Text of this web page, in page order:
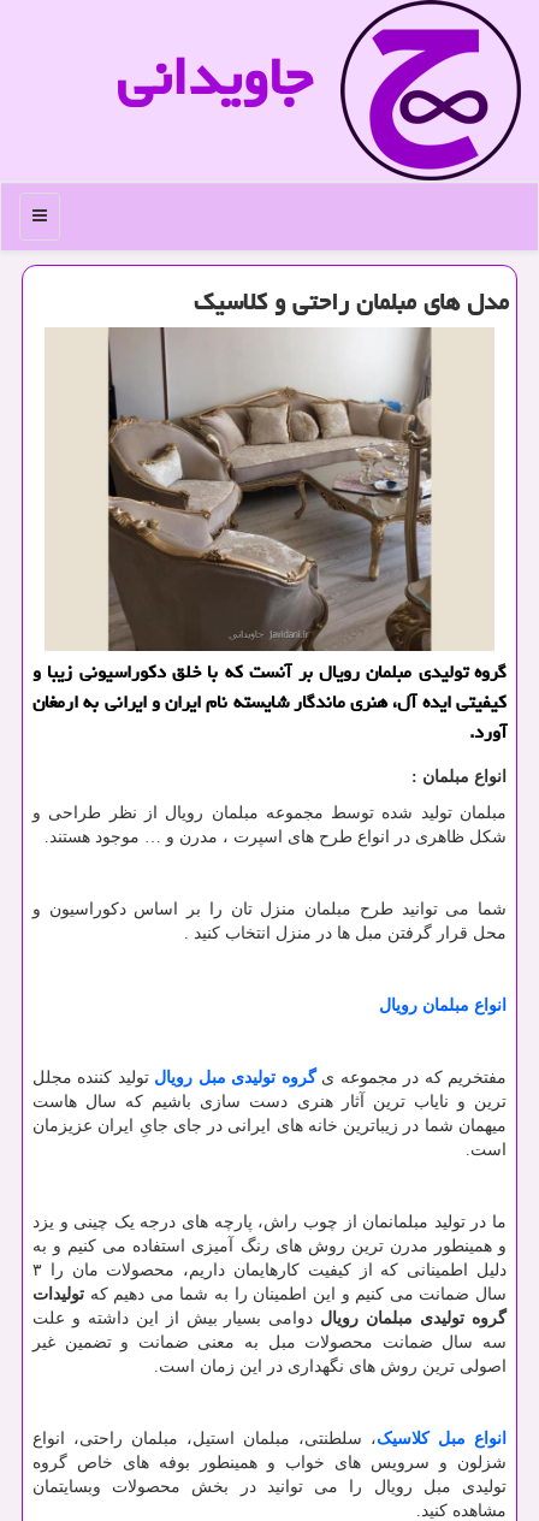
جاویدانی
منو
مدل های مبلمان راحتی و كلاسیك
گروه تولیدی مبلمان رویال بر آنست كه با خلق دكوراسیونی زیبا و
كیفیتی ایده آل، هنری ماندگار شایسته نام ایران و ایرانی به ارمغان
آورد.
انواع مبلمان :
مبلمان تولید شده توسط مجموعه مبلمان رویال از نظر طراحی و
شکل ظاهری در انواع طرح های اسپرت ، مدرن و … موجود هستند.
شما می توانید طرح مبلمان منزل تان را بر اساس دکوراسیون و
محل قرار گرفتن مبل ها در منزل انتخاب کنید .
انواع مبلمان رویال
مفتخریم که در مجموعه یگروه تولیدی مبل رویال تولید کننده مجلل
ترین و نایاب ترین آثار هنری دست سازی باشیم که سال هاست
میهمان شما در زیباترین خانه های ایرانی در جای جایِ ایران عزیزمان
است.
ما در تولید مبلمانمان از چوب راش، پارچه های درجه یک چینی و یزد
و همینطور مدرن ترین روش های رنگ آمیزی استفاده می کنیم و به
دلیل اطمینانی که از کیفیت کارهایمان داریم، محصولات مان را ۳
سال ضمانت می کنیم و این اطمینان را به شما می دهیم که تولیدات
گروه تولیدی مبلمان رویال دوامی بسیار بیش از این داشته و علت
سه سال ضمانت محصولات مبل به معنی ضمانت و تضمین غیر
اصولی ترین روش های نگهداری در این زمان است.
انواع مبل کلاسیک، سلطنتی، مبلمان استیل، مبلمان راحتی، انواع
شزلون و سرویس های خواب و همینطور بوفه های خاص گروه
تولیدی مبل رویال را می توانید در بخش محصولات وبسایتمان
مشاهده کنید.